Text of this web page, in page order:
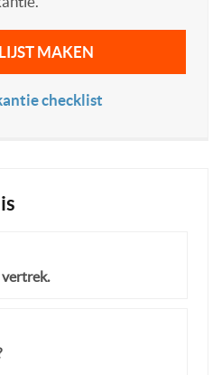
MAKEN
checklist